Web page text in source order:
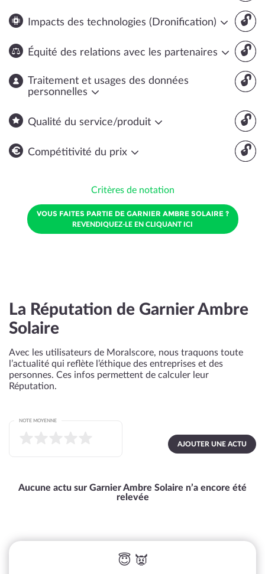
🔓
Impacts des technologies (Dronification)
🔓
Équité des relations avec les partenaires
🔓
Traitement et usages des données
personnelles
🔓
Qualité du service/produit
🔓
Compétitivité du prix
Critères de notation
VOUS FAITES PARTIE DE GARNIER AMBRE SOLAIRE ?
REVENDIQUEZ-LE EN CLIQUANT ICI
La Réputation de Garnier Ambre
Solaire
Avec les utilisateurs de Moralscore, nous traquons toute
l’actualité qui reflète l’éthique des entreprises et des
personnes. Ces infos permettent de calculer leur
Réputation.
AJOUTER UNE ACTU
NOTE MOYENNE
Aucune actu sur Garnier Ambre Solaire n’a encore été
relevée
😇 👿